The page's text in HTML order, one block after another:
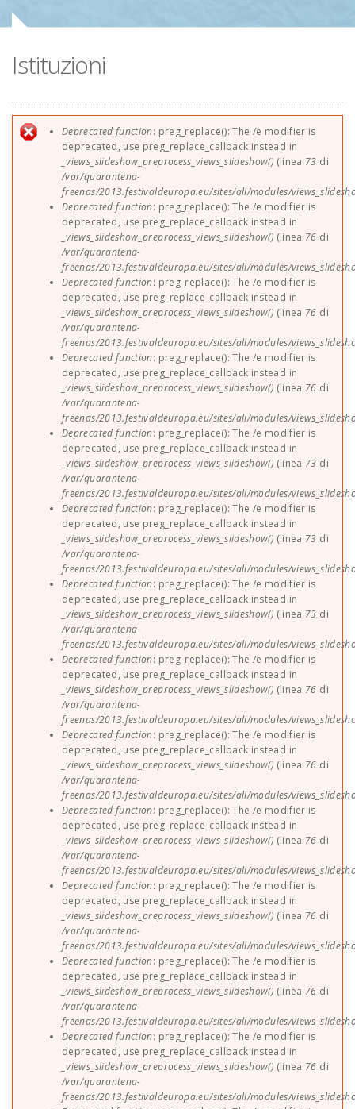
Sponsor
Contatti
EUParFE2013
Istituzioni
Messaggio di errore
Deprecated function: preg_replace(): The /e modifier is
deprecated, use preg_replace_callback instead in
_views_slideshow_preprocess_views_slideshow() (linea 73 di
/var/quarantena-
freenas/2013.festivaldeuropa.eu/sites/all/modules/
Deprecated function: preg_replace(): The /e modifier is
deprecated, use preg_replace_callback instead in
_views_slideshow_preprocess_views_slideshow() (linea 76 di
/var/quarantena-
freenas/2013.festivaldeuropa.eu/sites/all/modules/
Deprecated function: preg_replace(): The /e modifier is
deprecated, use preg_replace_callback instead in
_views_slideshow_preprocess_views_slideshow() (linea 76 di
/var/quarantena-
freenas/2013.festivaldeuropa.eu/sites/all/modules/
Deprecated function: preg_replace(): The /e modifier is
deprecated, use preg_replace_callback instead in
_views_slideshow_preprocess_views_slideshow() (linea 76 di
/var/quarantena-
freenas/2013.festivaldeuropa.eu/sites/all/modules/
Deprecated function: preg_replace(): The /e modifier is
deprecated, use preg_replace_callback instead in
_views_slideshow_preprocess_views_slideshow() (linea 73 di
/var/quarantena-
freenas/2013.festivaldeuropa.eu/sites/all/modules/
Deprecated function: preg_replace(): The /e modifier is
deprecated, use preg_replace_callback instead in
_views_slideshow_preprocess_views_slideshow() (linea 73 di
/var/quarantena-
freenas/2013.festivaldeuropa.eu/sites/all/modules/
Deprecated function: preg_replace(): The /e modifier is
deprecated, use preg_replace_callback instead in
_views_slideshow_preprocess_views_slideshow() (linea 73 di
/var/quarantena-
freenas/2013.festivaldeuropa.eu/sites/all/modules/
Deprecated function: preg_replace(): The /e modifier is
deprecated, use preg_replace_callback instead in
_views_slideshow_preprocess_views_slideshow() (linea 76 di
/var/quarantena-
freenas/2013.festivaldeuropa.eu/sites/all/modules/
Deprecated function: preg_replace(): The /e modifier is
deprecated, use preg_replace_callback instead in
_views_slideshow_preprocess_views_slideshow() (linea 76 di
/var/quarantena-
freenas/2013.festivaldeuropa.eu/sites/all/modules/
Deprecated function: preg_replace(): The /e modifier is
deprecated, use preg_replace_callback instead in
_views_slideshow_preprocess_views_slideshow() (linea 76 di
/var/quarantena-
freenas/2013.festivaldeuropa.eu/sites/all/modules/
Deprecated function: preg_replace(): The /e modifier is
deprecated, use preg_replace_callback instead in
_views_slideshow_preprocess_views_slideshow() (linea 76 di
/var/quarantena-
freenas/2013.festivaldeuropa.eu/sites/all/modules/
Deprecated function: preg_replace(): The /e modifier is
deprecated, use preg_replace_callback instead in
_views_slideshow_preprocess_views_slideshow() (linea 76 di
/var/quarantena-
freenas/2013.festivaldeuropa.eu/sites/all/modules/
Deprecated function: preg_replace(): The /e modifier is
deprecated, use preg_replace_callback instead in
_views_slideshow_preprocess_views_slideshow() (linea 76 di
/var/quarantena-
freenas/2013.festivaldeuropa.eu/sites/all/modules/